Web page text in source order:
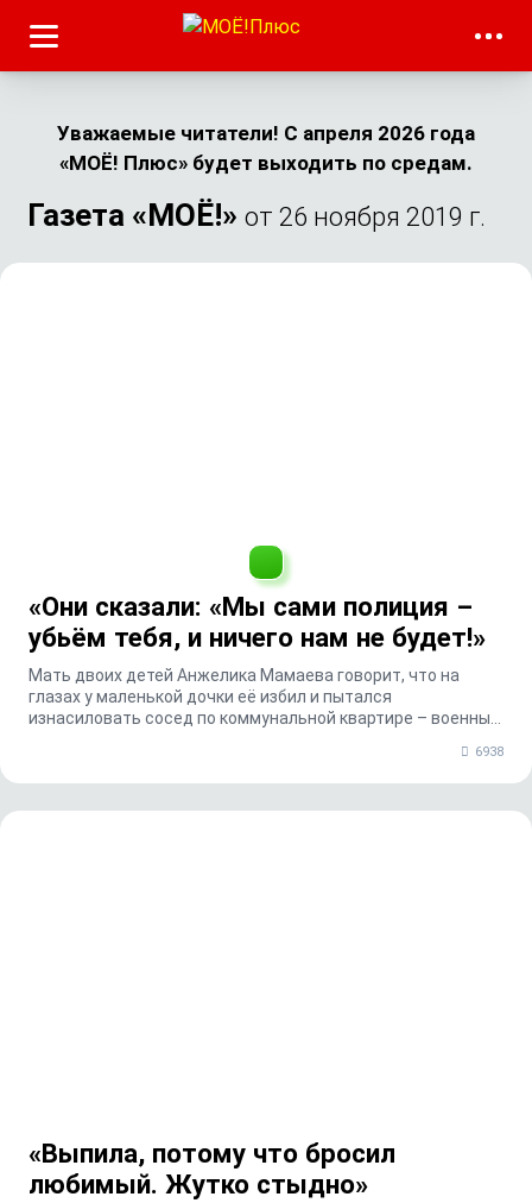
Уважаемые читатели! С апреля 2026 года
«МОЁ! Плюс» будет выходить по средам.
Газета «МОЁ!»от 26 ноября 2019 г.
«Они сказали: «Мы сами полиция –
убьём тебя, и ничего нам не будет!»
Мать двоих детей Анжелика Мамаева говорит, что на
глазах у маленькой дочки её избил и пытался
изнасиловать сосед по коммунальной квартире – военный
6938
«Выпила, потому что бросил
любимый. Жутко стыдно»